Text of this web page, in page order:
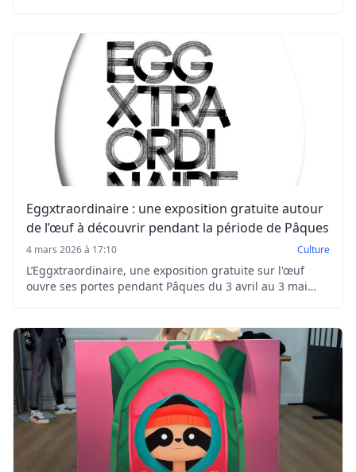
Eggxtraordinaire : une exposition gratuite autour
de l’œuf à découvrir pendant la période de Pâques
4 mars 2026 à 17:10 Culture
L’Eggxtraordinaire, une exposition gratuite sur l'œuf
ouvre ses portes pendant Pâques du 3 avril au 3 mai